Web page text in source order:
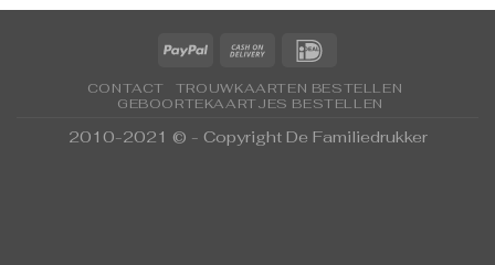
CONTACT
TROUWKAARTEN BESTELLEN
GEBOORTEKAARTJES BESTELLEN
2010-2021 © - Copyright De Familiedrukker